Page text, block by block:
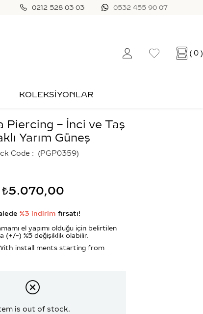
0212 528 03 03 0532 455 90 07
0
KOLEKSİYONLAR
Piercing – İnci ve Taş
Yarım Güneş
Code (PGP0359)
₺5.070,00
%3 indirim fırsatı!
el yapımı olduğu için belirtilen
(+/-) %5 değişiklik olabilir.
install ments starting from
is out of stock.